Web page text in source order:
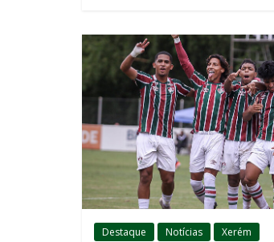
Destaque Notícias Xerém